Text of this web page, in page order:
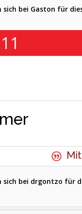
bei Gaston für
bei drgontzo für